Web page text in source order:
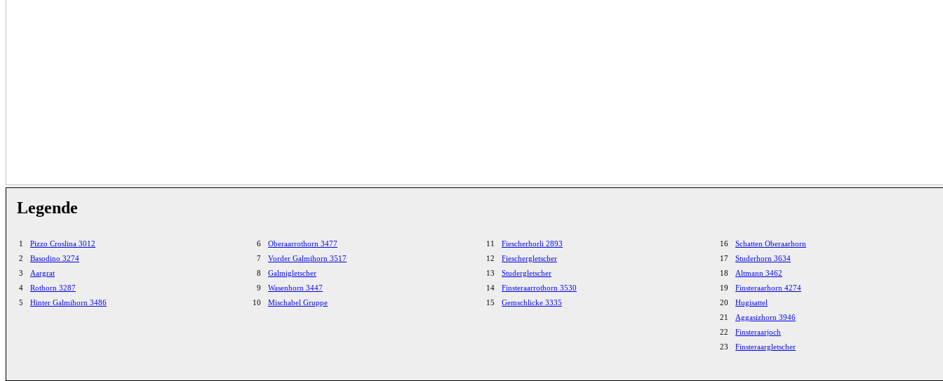
Legende
1
Pizzo Croslina 3012
2
Basodino 3274
3
Aargrat
4
Rothorn 3287
5
Hinter Galmihorn 3486
6
Oberaarrothorn 3477
7
Vorder Galmihorn 3517
8
Galmigletscher
9
Wasenhorn 3447
10
Mischabel Gruppe
11
Fiescherhorli 2893
12
Fieschergletscher
13
Studergletscher
14
Finsteraarrothorn 3530
15
Gemschlicke 3335
16
Schatten Oberaarhorn
17
Studerhorn 3634
18
Altmann 3462
19
Finsteraarhorn 4274
20
Hugisattel
21
Aggasizhorn 3946
22
Finsteraarjoch
23
Finsteraargletscher